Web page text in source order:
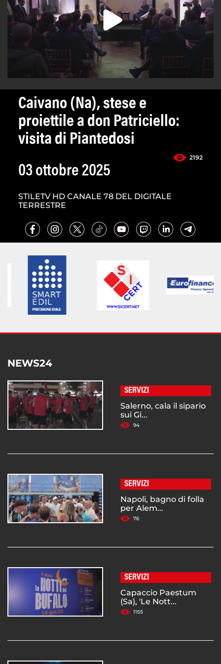
Caivano (Na), stese e
proiettile a don Patriciello:
visita di Piantedosi
2192
03 ottobre 2025
STILETV HD CANALE 78 DEL DIGITALE
TERRESTRE
NEWS24
SERVIZI
Salerno, cala il sipario
sui Gi...
94
SERVIZI
Napoli, bagno di folla
per Alem...
76
SERVIZI
Capaccio Paestum
(Sa), 'Le Nott...
1155